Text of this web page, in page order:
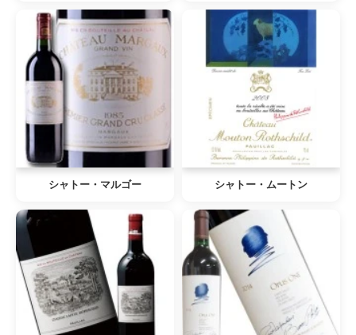
シャトー・マルゴー シャトー・ムートン